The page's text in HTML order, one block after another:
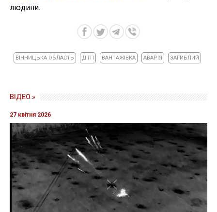
людини.
ВІННИЦЬКА ОБЛАСТЬ ДТП ВАНТАЖІВКА АВАРІЯ ЗАГИБЛИЙ
ВІДЕО »
27 квітня 2026